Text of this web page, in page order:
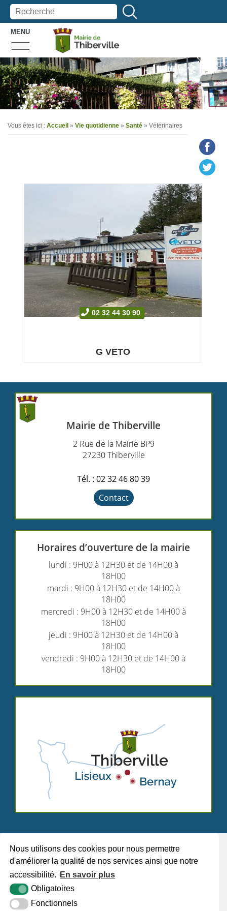
Nous utilisons des cookies pour nous permettre
d'améliorer la qualité de nos services ainsi que notre
accessibilité.
En savoir plus
Obligatoires
Fonctionnels
MENU
Vous êtes ici : Accueil » Vie quotidienne » Santé » Vétérinaires
02 32 44 30 90
G VETO
Mairie de Thiberville
2 Rue de la Mairie BP9
27230 Thiberville
Tél. : 02 32 46 80 39
Contact
Horaires d’ouverture de la mairie
lundi : 9H00 à 12H30 et de 14H00 à
18H00
mardi : 9H00 à 12H30 et de 14H00 à
18H00
mercredi : 9H00 à 12H30 et de 14H00 à
18H00
jeudi : 9H00 à 12H30 et de 14H00 à
18H00
vendredi : 9H00 à 12H30 et de 14H00 à
18H00